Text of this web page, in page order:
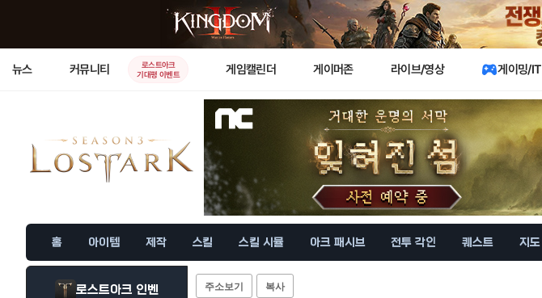
뉴스 커뮤니티
로스트아크
기대평 이벤트
게임캘린더 게이머존 라이브/영상 게이밍/IT
홈 아이템 제작 스킬 스킬 시뮬 아크 패시브 전투 각인 퀘스트 지도
로스트아크 인벤 주소보기 복사